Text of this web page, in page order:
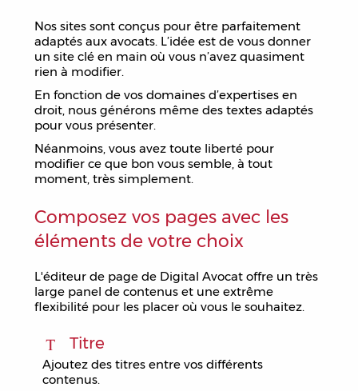
Guide du référencement pour avocats
Consultez les statistiques
Télécharger la plaquette
Nos sites sont conçus pour être parfaitement
adaptés aux avocats. L’idée est de vous donner
un site clé en main où vous n’avez quasiment
rien à modifier.
En fonction de vos domaines d’expertises en
droit, nous générons même des textes adaptés
pour vous présenter.
Néanmoins, vous avez toute liberté pour
modifier ce que bon vous semble, à tout
moment, très simplement.
Composez vos pages avec les
éléments de votre choix
L'éditeur de page de Digital Avocat offre un très
large panel de contenus et une extrême
flexibilité pour les placer où vous le souhaitez.
Titre
Ajoutez des titres entre vos différents
contenus.